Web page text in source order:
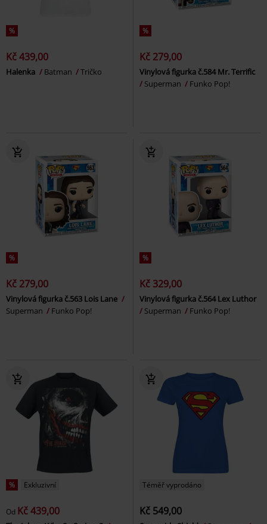
%
Kč 439,00
Halenka Batman Tričko
%
Kč 279,00
Vinylová figurka č.584 Mr. Terrific
Superman
Funko Pop!
%
Kč 279,00
Vinylová figurka č.563 Lois Lane
Superman
Funko Pop!
%
Kč 329,00
Vinylová figurka č.564 Lex Luthor
Superman
Funko Pop!
% Exkluzivní
Od Kč 439,00
Téměř vyprodáno
Kč 549,00